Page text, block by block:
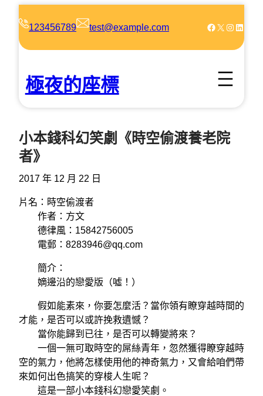
123456789 test@example.com Facebook X Instagram LinkedIn
極夜的座標
小本錢科幻笑劇《時空偷渡養老院
者》
2017 年 12 月 22 日
片名：時空偷渡者
作者：方文
德律風：15842756005
電郵：8283946@qq.com
簡介：
嫡邊沿的戀愛版（噓！）
假如能素來，你要怎麼活？當你領有瞭穿越時間的
才能，是否可以或許挽救遺憾？
當你能歸到已往，是否可以轉變將來？
一個一無可取時空的屌絲青年，忽然獲得瞭穿越時
空的氣力，他將怎樣使用他的神奇氣力，又會給咱們帶
來如何出色搞笑的穿梭人生呢？
這是一部小本錢科幻戀愛笑劇。